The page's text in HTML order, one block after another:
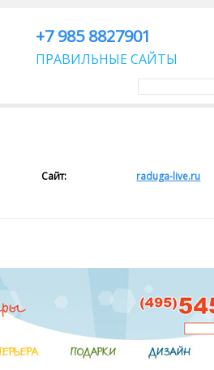
+7 985 8827901
ПРАВИЛЬНЫЕ САЙТЫ
Сайт: raduga-live.ru